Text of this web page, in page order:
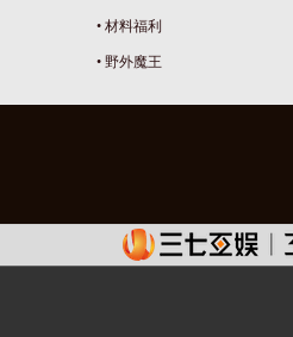
• 材料福利
• 野外魔王